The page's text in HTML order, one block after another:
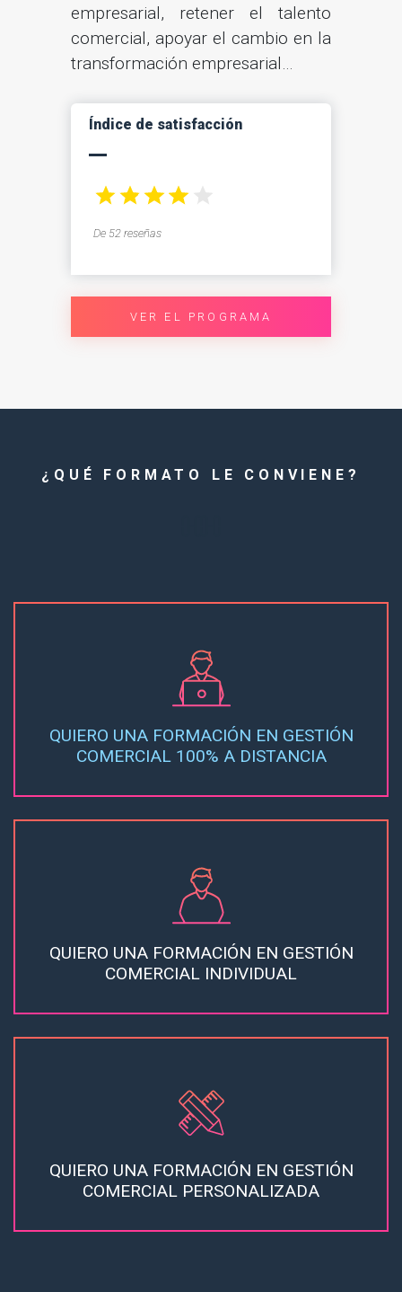
empresarial, retener el talento
comercial, apoyar el cambio en la
transformación empresarial…
Índice de satisfacción
De 52 reseñas
VER EL PROGRAMA
¿QUÉ FORMATO LE CONVIENE?
QUIERO UNA FORMACIÓN EN GESTIÓN
COMERCIAL 100% A DISTANCIA
QUIERO UNA FORMACIÓN EN GESTIÓN
COMERCIAL INDIVIDUAL
QUIERO UNA FORMACIÓN EN GESTIÓN
COMERCIAL PERSONALIZADA